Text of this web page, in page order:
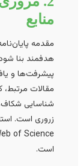
منابع
مقدمه پایان‌نامه
هدفمند بنا شود.
پیشرفت‌ها و
مقالات مرتبط،
شناسایی
زروری است. استفاده